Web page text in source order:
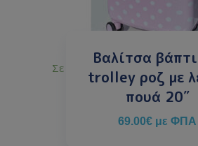
Βαλίτσα
trolley ροζ με
πουά 20″
69.00€ με ΦΠΑ
Σε απόθεμα